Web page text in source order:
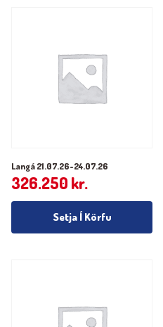
Langá 21.07.26-24.07.26
326.250 kr.
Setja Í Körfu